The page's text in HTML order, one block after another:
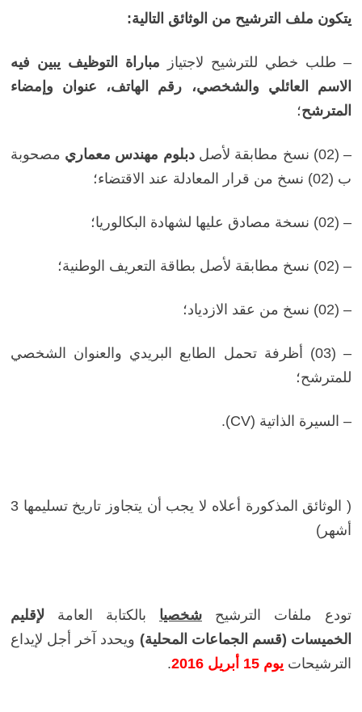
يتكون ملف الترشيح من الوثائق التالية:
– طلب خطي للترشيح لاجتياز مباراة التوظيف يبين فيه
الاسم العائلي والشخصي، رقم الهاتف، عنوان وإمضاء
المترشح؛
– (02) نسخ مطابقة لأصل دبلوم مهندس معماري مصحوبة
ب (02) نسخ من قرار المعادلة عند الاقتضاء؛
– (02) نسخة مصادق عليها لشهادة البكالوريا؛
– (02) نسخ مطابقة لأصل بطاقة التعريف الوطنية؛
– (02) نسخ من عقد الازدياد؛
– (03) أظرفة تحمل الطابع البريدي والعنوان الشخصي
للمترشح؛
– السيرة الذاتية (CV).
( الوثائق المذكورة أعلاه لا يجب أن يتجاوز تاريخ تسليمها 3
أشهر)
تودع ملفات الترشيح شخصيا بالكتابة العامةلإقليم
الخميسات (قسم الجماعات المحلية) ويحدد آخر أجل لإيداع
الترشيحات يوم 15 أبريل 2016 .